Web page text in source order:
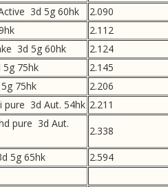
3d 5g 60hk
2.090
2.112
3d 5g 60hk
2.124
75hk
2.145
75hk
2.206
pure 3d Aut. 54hk 2.211
pure 3d Aut.
2.338
5g 65hk
2.594